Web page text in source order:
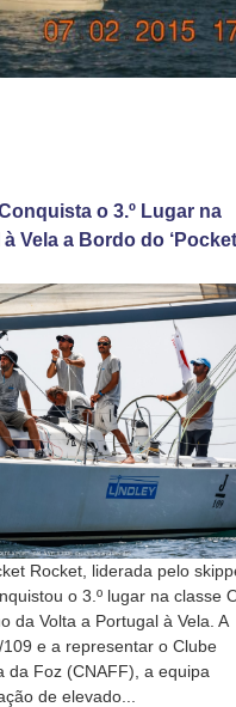
o 3.º Lugar na
Vela a Bordo do ‘Pocket
Rocket, liderada pelo
o 3.º lugar na classe
da Volta a Portugal à Vela. A
e a representar o Clube
da Foz (CNAFF), a equipa
de elevado...